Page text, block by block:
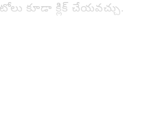
కూడా క్లిక్ చేయవచ్చు.